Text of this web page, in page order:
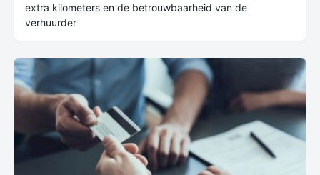
extra kilometers en de betrouwbaarheid van de
verhuurder